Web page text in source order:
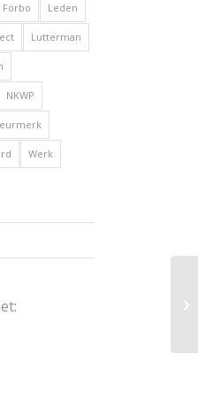
Forbo Leden
Lutterman
NKWP
Werk